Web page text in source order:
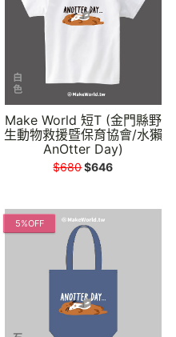
Make World 短T (金門縣野
生動物救援暨保育協會/水獺
AnOtter Day)
$680$646
5%OFF